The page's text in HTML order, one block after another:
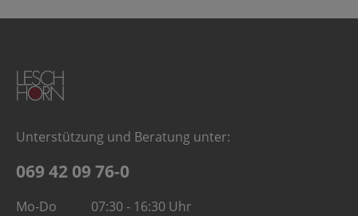
Unterstützung und Beratung unter:
069 42 09 76-0
Mo-Do
07:30 - 16:30 Uhr